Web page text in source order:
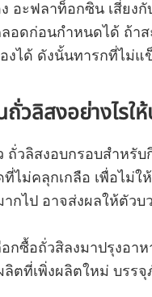
อะฟลาท็อกซิน เสี่ยง
อดก่อนกำหนดได้ ถ้า
งได้ ดังนั้นทารกที่ไม่แ
วลิสงอย่างไรใ
ถั่วลิสงอบกรอบสำหรั
ที่ไม่คลุกเกลือ เพื่อไม่ใ
ากไป อาจส่งผลให้ตัวบ
อกซื้อถั่วสิลงมาปรุงอา
ลิตที่เพิ่งผลิตใหม่ บรร